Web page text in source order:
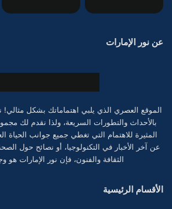
عن نور الإمارات
الموقع العصري الذي يلبي اهتماماتك بشكل مثالي!
بالأحداث والتطورات السريعة، ولذا نقدم لك
المثيرة للاهتمام التي تغطي جميع جوانب
عن آخر الأخبار في التكنولوجيا، أو نصائح حول
الثقافة والفنون، فإن نور الإمارات هو
الأقسام الرئيسية